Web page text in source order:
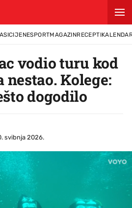
CIJENESPORTMAGAZINRECEPTI
vodio turu kod
nestao. Kolege:
dogodilo
svibnja 2026.